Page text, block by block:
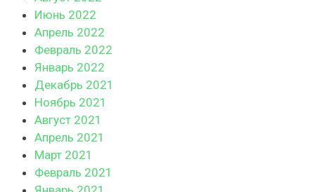
Июнь 2022
Апрель 2022
Февраль 2022
Январь 2022
Декабрь 2021
Ноябрь 2021
Август 2021
Апрель 2021
Март 2021
Февраль 2021